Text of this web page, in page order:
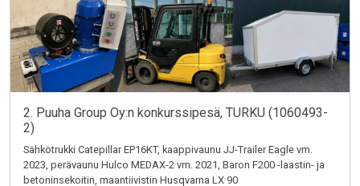
2. Puuha Group Oy:n konkurssipesä, TURKU (1060493-
2)
Sähkötrukki Catepillar EP16KT, kaappivaunu JJ-Trailer Eagle vm.
2023, perävaunu Hulco MEDAX-2 vm. 2021, Baron F200 -laastin- ja
betoninsekoitin, maantiivistin Husqvarna LX 90